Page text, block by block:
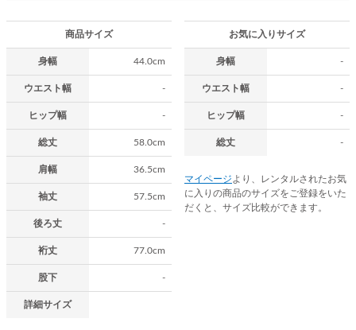
商品サイズ
身幅 44.0cm
ウエスト幅 -
ヒップ幅 -
総丈 58.0cm
肩幅 36.5cm
袖丈 57.5cm
後ろ丈 -
裄丈 77.0cm
股下 -
詳細サイズ
お気に入りサイズ
身幅 -
ウエスト幅 -
ヒップ幅 -
総丈 -
マイページ より、レンタルされたお気
に入りの商品のサイズをご登録をいた
だくと、サイズ比較ができます。